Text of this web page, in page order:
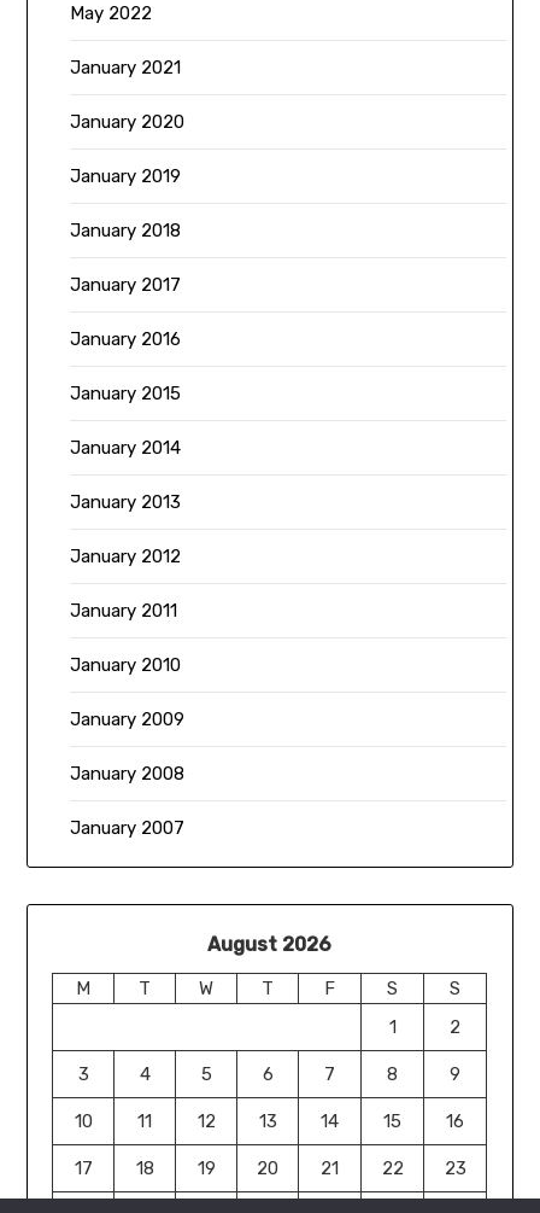
May 2022
January 2021
January 2020
January 2019
January 2018
January 2017
January 2016
January 2015
January 2014
January 2013
January 2012
January 2011
January 2010
January 2009
January 2008
January 2007
August 2026
M T W T F S
S
1
2
3 4 5 6 7 8 9
10 11 12 13 14 15 16
17 18 19 20 21 22 23